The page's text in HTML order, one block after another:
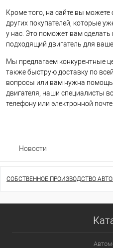
Кроме того, на сайте вы
других покупателей, которые
у нас. Это поможет вам
подходящий двигатель для
Мы предлагаем конкурентные
также быструю доставку по
вопросы или вам нужна
двигателя, наши специалисты
телефону или электронной почте.
Новости
СОБСТВЕННОЕ ПРОИЗВОДСТВО